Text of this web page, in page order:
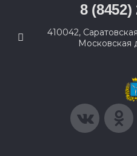
8 (8452)
410042,
Московская